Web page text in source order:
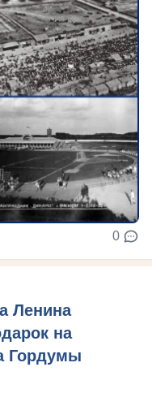
0
Ленина
на
Гордумы